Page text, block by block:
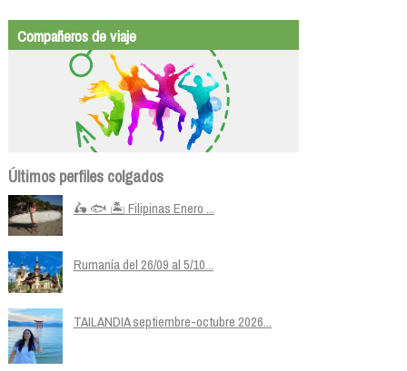
Compañeros de viaje
Últimos perfiles colgados
🛵 🐟 🏝️ Filipinas Enero ...
Rumanía del 26/09 al 5/10...
TAILANDIA septiembre-octubre 2026...